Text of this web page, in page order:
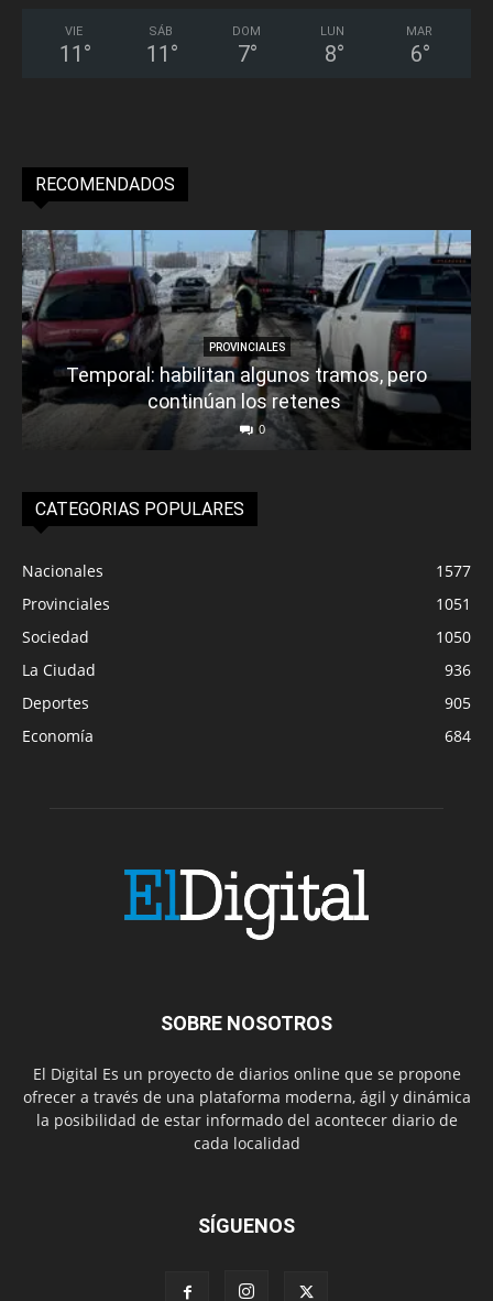
VIE
11 °
SÁB
11 °
DOM
7°
LUN
8°
MAR
6°
RECOMENDADOS
PROVINCIALES
Temporal: habilitan algunos tramos, pero
continúan los retenes
0
CATEGORIAS POPULARES
Nacionales
1577
Provinciales
1051
Sociedad
1050
La Ciudad
936
Deportes
905
Economía
684
SOBRE NOSOTROS
El Digital Es un proyecto de diarios online que se propone
ofrecer a través de una plataforma moderna, ágil y dinámica
la posibilidad de estar informado del acontecer diario de
cada localidad
SÍGUENOS